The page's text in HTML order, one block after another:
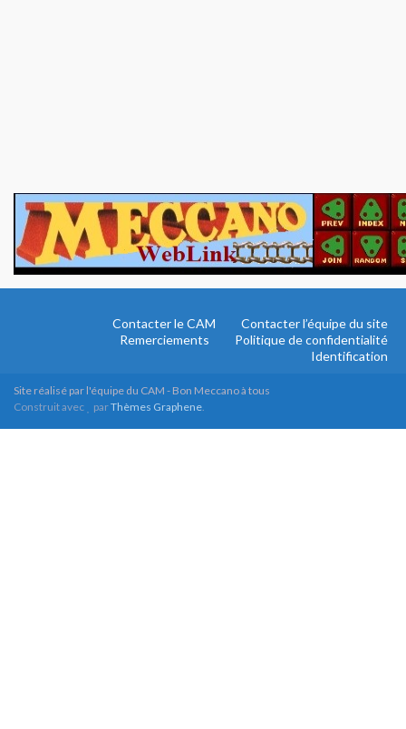
Contacter le CAM
Contacter l’équipe du site
Remerciements
Politique de confidentialité
Identification
Site réalisé par l'équipe du CAM - Bon Meccano à tous
Construit avec
parThèmes Graphene